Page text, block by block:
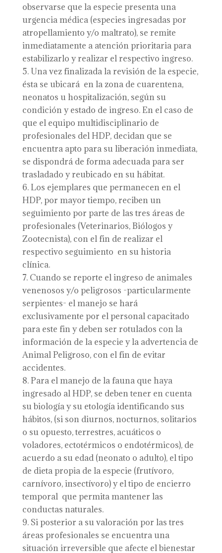
observarse que la especie presenta una
urgencia médica (especies ingresadas por
atropellamiento y/o maltrato), se remite
inmediatamente a atención prioritaria para
estabilizarlo y realizar el respectivo ingreso.
Una vez finalizada la revisión de la especie,
ésta se ubicará en la zona de cuarentena,
neonatos u hospitalización, según su
condición y estado de ingreso. En el caso de
que el equipo multidisciplinario de
profesionales del HDP, decidan que se
encuentra apto para su liberación inmediata,
se dispondrá de forma adecuada para ser
trasladado y reubicado en su hábitat.
Los ejemplares que permanecen en el
HDP, por mayor tiempo, reciben un
seguimiento por parte de las tres áreas de
profesionales (Veterinarios, Biólogos y
Zootecnista), con el fin de realizar el
respectivo seguimiento en su historia
clínica.
Cuando se reporte el ingreso de animales
venenosos y/o peligrosos -particularmente
serpientes- el manejo se hará
exclusivamente por el personal capacitado
para este fin y deben ser rotulados con la
información de la especie y la advertencia de
Animal Peligroso, con el fin de evitar
accidentes.
Para el manejo de la fauna que haya
ingresado al HDP, se deben tener en cuenta
su biología y su etología identificando sus
hábitos, (si son diurnos, nocturnos, solitarios
o su opuesto, terrestres, acuáticos o
voladores, ectotérmicos o endotérmicos), de
acuerdo a su edad (neonato o adulto), el tipo
de dieta propia de la especie (frutívoro,
carnívoro, insectívoro) y el tipo de encierro
temporal que permita mantener las
conductas naturales.
Si posterior a su valoración por las tres
áreas profesionales se encuentra una
situación irreversible que afecte el bienestar